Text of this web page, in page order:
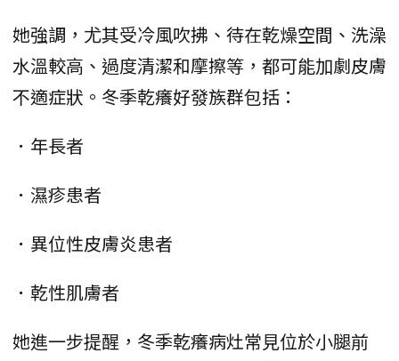
她強調，尤其受冷風吹拂、待在乾燥空間、洗澡
水溫較高、過度清潔和摩擦等，都可能加劇皮膚
不適症狀。冬季乾癢好發族群包括：
．年長者
．濕疹患者
．異位性皮膚炎患者
．乾性肌膚者
她進一步提醒，冬季乾癢病灶常見位於小腿前